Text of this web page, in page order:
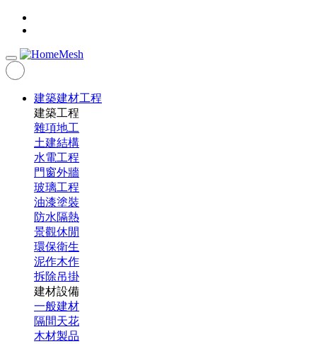
建築建材工程
建築工程
雜項地工
土建結構
水電工程
門窗外牆
玻璃工程
油漆塗裝
防水隔熱
景觀休閒
環保衛生
泥作木作
拆除吊掛
建材設備
一般建材
隔間天花
木材製品